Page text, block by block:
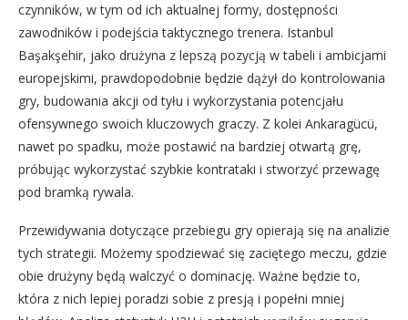
czynników, w tym od ich aktualnej formy, dostępności
zawodników i podejścia taktycznego trenera. Istanbul
Başakşehir, jako drużyna z lepszą pozycją w tabeli i ambicjami
europejskimi, prawdopodobnie będzie dążył do kontrolowania
gry, budowania akcji od tyłu i wykorzystania potencjału
ofensywnego swoich kluczowych graczy. Z kolei Ankaragücü,
nawet po spadku, może postawić na bardziej otwartą grę,
próbując wykorzystać szybkie kontrataki i stworzyć przewagę
pod bramką rywala.
Przewidywania dotyczące przebiegu gry opierają się na analizie
tych strategii. Możemy spodziewać się zaciętego meczu, gdzie
obie drużyny będą walczyć o dominację. Ważne będzie to,
która z nich lepiej poradzi sobie z presją i popełni mniej